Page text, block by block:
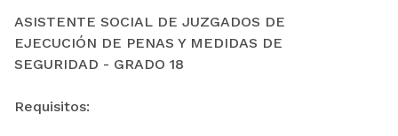
ASISTENTE SOCIAL DE JUZGADOS DE
EJECUCIÓN DE PENAS Y MEDIDAS DE
SEGURIDAD - GRADO 18
Requisitos: